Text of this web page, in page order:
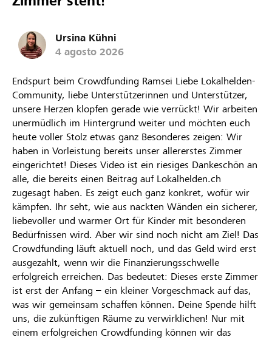
Ursina Kühni
4 agosto 2026
Endspurt beim Crowdfunding Ramsei Liebe Lokalhelden-
Community, liebe Unterstützerinnen und Unterstützer,
unsere Herzen klopfen gerade wie verrückt! Wir arbeiten
unermüdlich im Hintergrund weiter und möchten euch
heute voller Stolz etwas ganz Besonderes zeigen: Wir
haben in Vorleistung bereits unser allererstes Zimmer
eingerichtet! Dieses Video ist ein riesiges Dankeschön an
alle, die bereits einen Beitrag auf Lokalhelden.ch
zugesagt haben. Es zeigt euch ganz konkret, wofür wir
kämpfen. Ihr seht, wie aus nackten Wänden ein sicherer,
liebevoller und warmer Ort für Kinder mit besonderen
Bedürfnissen wird. Aber wir sind noch nicht am Ziel! Das
Crowdfunding läuft aktuell noch, und das Geld wird erst
ausgezahlt, wenn wir die Finanzierungsschwelle
erfolgreich erreichen. Das bedeutet: Dieses erste Zimmer
ist erst der Anfang – ein kleiner Vorgeschmack auf das,
was wir gemeinsam schaffen können. Deine Spende hilft
uns, die zukünftigen Räume zu verwirklichen! Nur mit
einem erfolgreichen Crowdfunding können wir das